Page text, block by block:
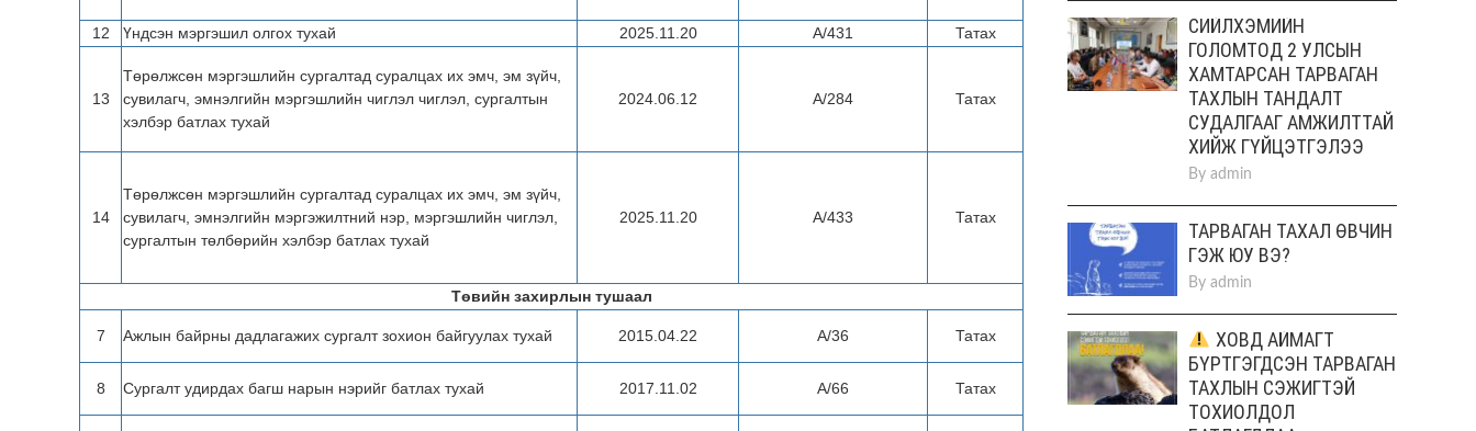
12 Үндсэн мэргэшил олгох тухай 2025.11.20 А/431 Татах
13
Төрөлжсөн мэргэшлийн сургалтад суралцах их эмч, эм зүйч,
сувилагч, эмнэлгийн мэргэшлийн чиглэл чиглэл, сургалтын
хэлбэр батлах тухай
2024.06.12 А/284 Татах
14
Төрөлжсөн мэргэшлийн сургалтад суралцах их эмч, эм зүйч,
сувилагч, эмнэлгийн мэргэжилтний нэр, мэргэшлийн чиглэл,
сургалтын төлбөрийн хэлбэр батлах тухай
2025.11.20 А/433 Татах
Төвийн захирлын тушаал
7 Ажлын байрны дадлагажих сургалт зохион байгуулах тухай 2015.04.22 А/36 Татах
8 Сургалт удирдах багш нарын нэрийг батлах тухай 2017.11.02 А/66 Татах
СИЙЛХЭМИЙН
ГОЛОМТОД 2 УЛСЫН
ХАМТАРСАН ТАРВАГАН
ТАХЛЫН ТАНДАЛТ
СУДАЛГААГ АМЖИЛТТАЙ
ХИЙЖ ГҮЙЦЭТГЭЛЭЭ
By admin
ТАРВАГАН ТАХАЛ ӨВЧИН
ГЭЖ ЮУ ВЭ?
By admin
ХОВД АЙМАГТ
БҮРТГЭГДСЭН ТАРВАГАН
ТАХЛЫН СЭЖИГТЭЙ
ТОХИОЛДОЛ